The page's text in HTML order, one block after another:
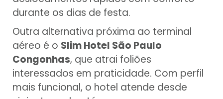
durante os dias de festa.
Outra alternativa próxima ao terminal
aéreo é o Slim Hotel São Paulo
Congonhas, que atrai foliões
interessados em praticidade. Com perfil
mais funcional, o hotel atende desde